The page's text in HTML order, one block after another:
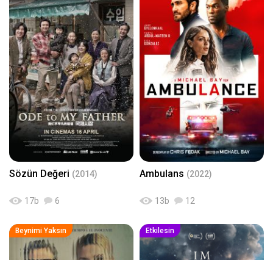
Sözün Değeri (2014)
17b 6
Ambulans (2022)
13b 12
Beynimi Yaksın Etkilesin